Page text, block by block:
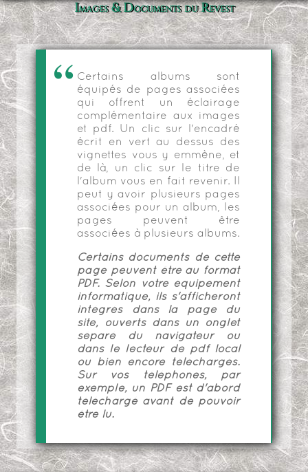
Images & Documents du Revest
Certains albums sont
équipés de pages associées
qui offrent un éclairage
complémentaire aux images
et pdf. Un clic sur l'encadré
écrit en vert au dessus des
vignettes vous y emmène, et
de là, un clic sur le titre de
l'album vous en fait revenir. Il
peut y avoir plusieurs pages
associées pour un album, les
pages peuvent être
associées à plusieurs albums.
Certains documents de cette
page peuvent être au format
PDF. Selon votre équipement
informatique, ils s'afficheront
intégrés dans la page du
site, ouverts dans un onglet
séparé du navigateur ou
dans le lecteur de pdf local
ou bien encore téléchargés.
Sur vos téléphones, par
exemple, un PDF est d'abord
téléchargé avant de pouvoir
être lu.